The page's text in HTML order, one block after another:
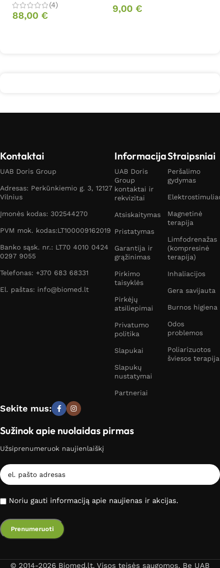
(4)
88,00 €
9,00 €
Kontaktai
UAB Doris Group
Adresas: Perkūnkiemio g. 3, 12127
Vilnius
Įmonės kodas: 302544270
PVM mok. kodas:LT100009162019
Banko sąsk. nr.: LT70 4010 0424
0297 9055
Telefonas: +370 683 68331
El. paštas: info@biomed.lt
Informacija
UAB Doris
Group
kontaktai ir
rekvizitai
Atsiskaitymas
Pristatymas
Garantija ir
grąžinimas
Pirkimo
taisyklės
Pirkėjų
atsiliepimai
Privatumo
politika
Slapukai
Slapukų
nustatymai
Partneriai
Straipsniai
Peršalimo
gydymas
Magnetinė
terapija
Limfodrenažas
(kompresinė
terapija)
Inhaliacijos
Gera savijauta
Burnos higiena
Odos
problemos
Poliarizuotos
šviesos terapija
Sekite mus:
Sužinok apie nuolaidas pirmas
Užsiprenumeruok naujienlaiškį
Noriu gauti informaciją apie naujienas ir akcijas.
© 2014-2026 Biomed.lt. Visos teisės saugomos. Be UAB